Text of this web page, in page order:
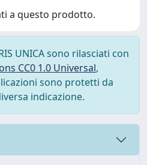
a questo prodotto.
UNICA sono rilasciati con
CC0 1.0 Universal,
sono protetti da
indicazione.